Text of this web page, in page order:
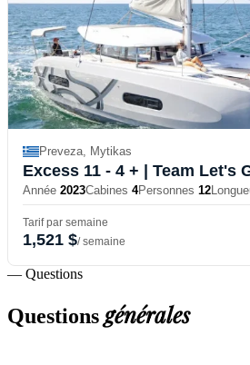
Preveza, Mytikas
Excess 11 - 4 + | Team Let's
Année 2023Cabines 4Personnes 12
Tarif par semaine
1,521 $/ semaine
— Questions
Questionsgénérales